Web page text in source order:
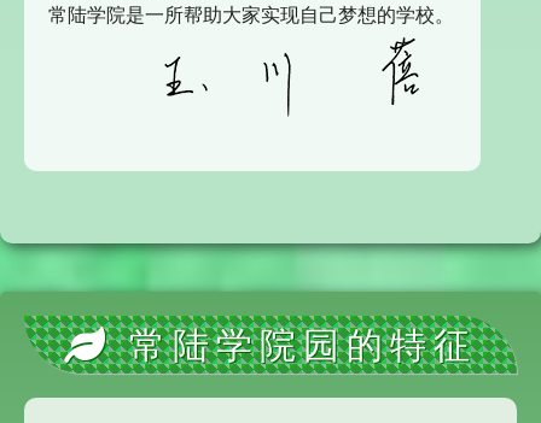
常陆学院是一所帮助大家实现自己梦想的学校。
常陆学院园的特征